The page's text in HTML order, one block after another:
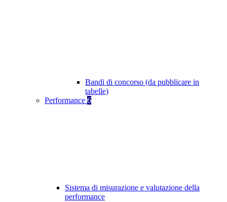
Bandi di concorso (da pubblicare in
tabelle)
Performance 6
Sistema di misurazione e valutazione della
performance